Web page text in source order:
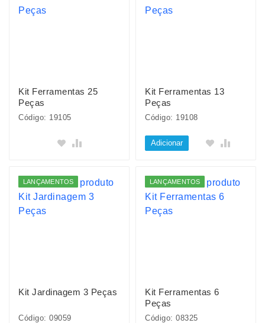
Kit Ferramentas 25
Peças
Código: 19105
Kit Ferramentas 13
Peças
Código: 19108
Adicionar
LANÇAMENTOS
Kit Jardinagem 3 Peças
Código: 09059
LANÇAMENTOS
Kit Ferramentas 6
Peças
Código: 08325